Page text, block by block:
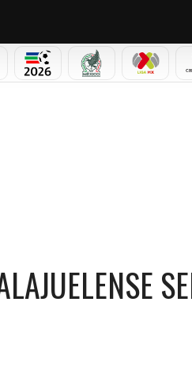
MUNDIAL 2026SELECCIÓNLIGA MX